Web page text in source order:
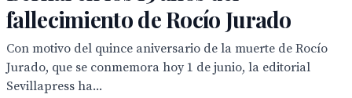
fallecimiento de Rocío Jurado
Con motivo del quince aniversario de la muerte de Rocío
Jurado, que se conmemora hoy 1 de junio, la editorial
Sevillapress ha...